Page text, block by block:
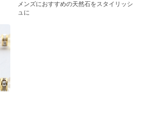
メンズにおすすめの天然石をスタイリッシ
ュに